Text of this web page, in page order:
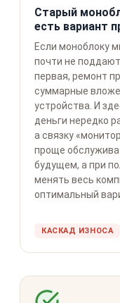
Старый
есть вариант
Если моноблоку
почти не
первая, ремонт
суммарные
устройства. И
деньги нередко
а связку
проще
будущем, а при
менять весь
оптимальный
КАСКАД ИЗНОСА